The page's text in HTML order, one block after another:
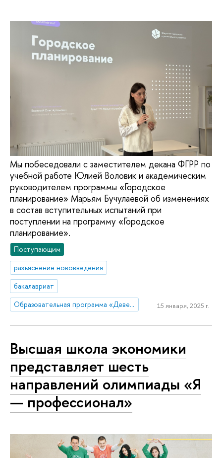
Мы побеседовали с заместителем декана ФГРР по
учебной работе Юлией Воловик и академическим
руководителем программы «Городское
планирование» Марьям Бучулаевой об изменениях
в состав вступительных испытаний при
поступлении на программу «Городское
планирование».
Поступающим
разъяснение нововведения
бакалавриат
Образовательная программа «Девелопмент и городское планирование»
15 января, 2025 г.
Высшая школа экономики
представляет шесть
направлений олимпиады «Я
— профессионал»